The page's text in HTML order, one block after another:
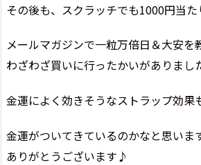
その後も、スクラッチでも1000円当た
メールマガジンで一粒万倍日＆大安を
わざわざ買いに行ったかいがありまし
金運によく効きそうなストラップ効果
金運がついてきているのかなと思います
ありがとうございます♪